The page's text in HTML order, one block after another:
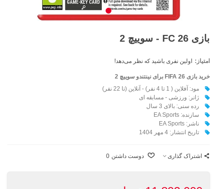
بازی FC 26 - سوییچ 2
امتیاز: اولین نفری باشید که نظر می‌دهد!
خرید بازی FIFA 26
برای نینتندو سوییچ 2
مود: آفلاین ( 1 تا 4 نفر) - آنلاین (تا 22 نفر)
ژانر: ورزشی - مسابقه ای
رده سنی: بالای 3 سال
سازنده: EA Sports
ناشر: EA Sports
تاریخ انتشار: 4 مهر 1404
اشتراک گذاری دوست داشتن 0